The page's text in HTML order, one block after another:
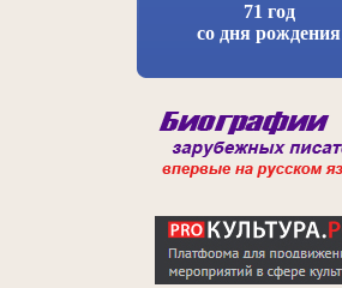
71 год
со дня рождения